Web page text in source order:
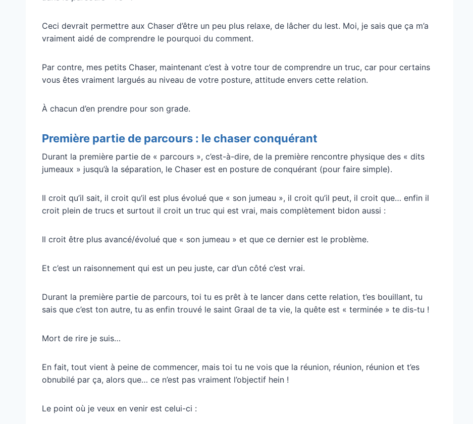
Ceci devrait permettre aux Chaser d’être un peu plus relaxe, de lâcher du lest. Moi, je sais que ça m’a
vraiment aidé de comprendre le pourquoi du comment.
Par contre, mes petits Chaser, maintenant c’est à votre tour de comprendre un truc, car pour certains
vous êtes vraiment largués au niveau de votre posture, attitude envers cette relation.
À chacun d’en prendre pour son grade.
Première partie de parcours : le chaser conquérant
Durant la première partie de « parcours », c’est-à-dire, de la première rencontre physique des « dits
jumeaux » jusqu’à la séparation, le Chaser est en posture de conquérant (pour faire simple).
Il croit qu’il sait, il croit qu’il est plus évolué que « son jumeau », il croit qu’il peut, il croit que… enfin il
croit plein de trucs et surtout il croit un truc qui est vrai, mais complètement bidon aussi :
Il croit être plus avancé/évolué que « son jumeau » et que ce dernier est le problème.
Et c’est un raisonnement qui est un peu juste, car d’un côté c’est vrai.
Durant la première partie de parcours, toi tu es prêt à te lancer dans cette relation, t’es bouillant, tu
sais que c’est ton autre, tu as enfin trouvé le saint Graal de ta vie, la quête est « terminée » te dis-tu !
Mort de rire je suis…
En fait, tout vient à peine de commencer, mais toi tu ne vois que la réunion, réunion, réunion et t’es
obnubilé par ça, alors que… ce n’est pas vraiment l’objectif hein !
Le point où je veux en venir est celui-ci :